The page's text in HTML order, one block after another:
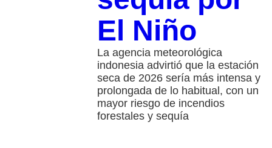
El Niño
La agencia meteorológica
indonesia advirtió que la estación
seca de 2026 sería más intensa y
prolongada de lo habitual, con un
mayor riesgo de incendios
forestales y sequía